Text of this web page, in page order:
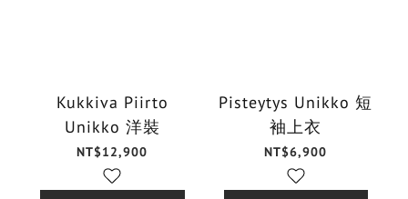
Kukkiva Piirto
Unikko 洋裝
NT$12,900
Pisteytys Unikko 短
袖上衣
NT$6,900